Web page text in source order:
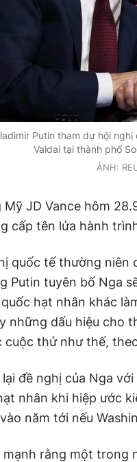
Putin tham dự hội
Valdai tại thành phố
ẢNH:
JD Vance hôm
cấp tên lửa hành
quốc tế thường niên
Putin tuyên bố Nga
hạt nhân khác
những dấu hiệu cho
cuộc thử như thế,
đề nghị của Nga
nhân khi hiệp ước
năm tới nếu
mạnh rằng một trong